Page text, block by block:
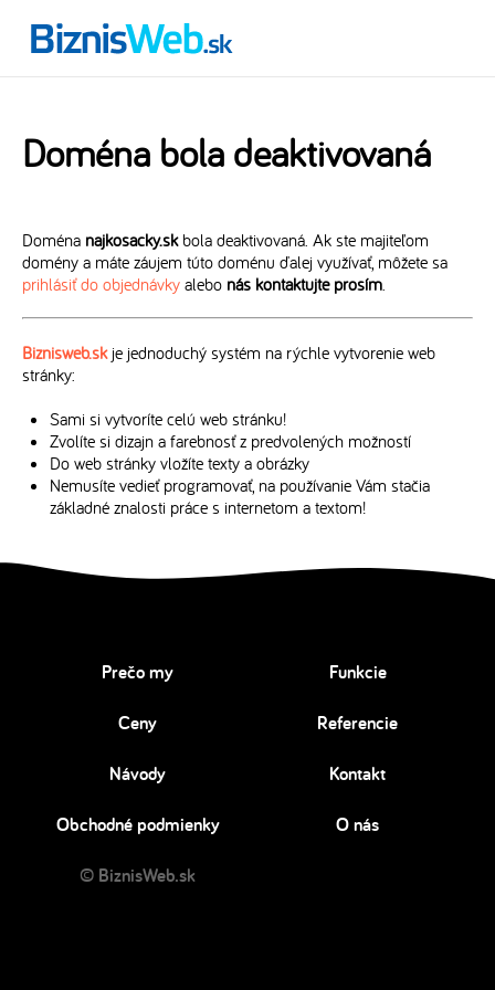
Doména bola deaktivovaná
Doména najkosacky.skbola deaktivovaná. Ak ste majiteľom
domény a máte záujem túto doménu ďalej využívať, môžete sa
prihlásiť do objednávky alebo nás kontaktujte prosím.
Biznisweb.skje jednoduchý systém na rýchle vytvorenie web
stránky:
Sami si vytvoríte celú web stránku!
Zvolíte si dizajn a farebnosť z predvolených možností
Do web stránky vložíte texty a obrázky
Nemusíte vedieť programovať, na používanie Vám stačia
základné znalosti práce s internetom a textom!
Prečo my Funkcie
Ceny Referencie
Návody Kontakt
Obchodné podmienky O nás
© BiznisWeb.sk